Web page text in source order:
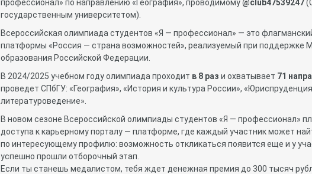
профессионал» по направлению «География», проводимому@club47539247
государственным университетом).
Всероссийская олимпиада студентов «Я — профессионал» — это
платформы «Россия — страна возможностей», реализуемый при поддержке
образования Российской Федерации.
В 2024/2025 учебном году олимпиада проходит в 8 раз и охватывает 71
проведет СПбГУ: «География», «История и культура России»,
литературоведение».
В новом сезоне Всероссийской олимпиады студентов «Я — профессионал»
доступа к карьерному порталу — платформе, где каждый участник может
по интересующему профилю: возможность откликаться появится еще и у
успешно прошли отборочный этап.
Если ты станешь медалистом, тебя ждет денежная премия до 300 тысяч